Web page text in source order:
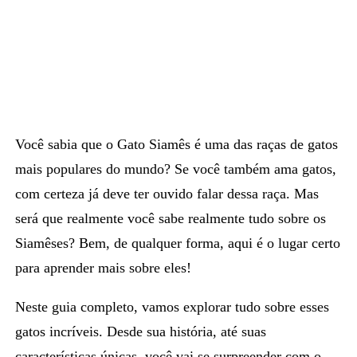
Você sabia que oGato Siamês é uma das raças de gatos
mais populares do mundo? Se você também ama gatos,
com certeza já deve ter ouvido falar dessa raça. Mas
será que realmente você sabe realmente tudo sobre os
Siamêses? Bem, de qualquer forma, aqui é o lugar certo
para aprender mais sobre eles!
Neste guia completo, vamos explorar tudo sobre esses
gatos incríveis. Desdesua história, até suas